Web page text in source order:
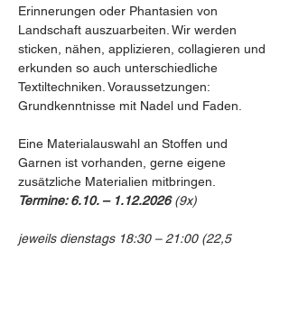
Erinnerungen oder Phantasien von
Landschaft auszuarbeiten. Wir werden
sticken, nähen, applizieren, collagieren und
erkunden so auch unterschiedliche
Textiltechniken. Voraussetzungen:
Grundkenntnisse mit Nadel und Faden.
Eine Materialauswahl an Stoffen und
Garnen ist vorhanden, gerne eigene
zusätzliche Materialien mitbringen.
Termine: 6.10. – 1.12.2026 (9x)
jeweils dienstags 18:30 – 21:00 (22,5